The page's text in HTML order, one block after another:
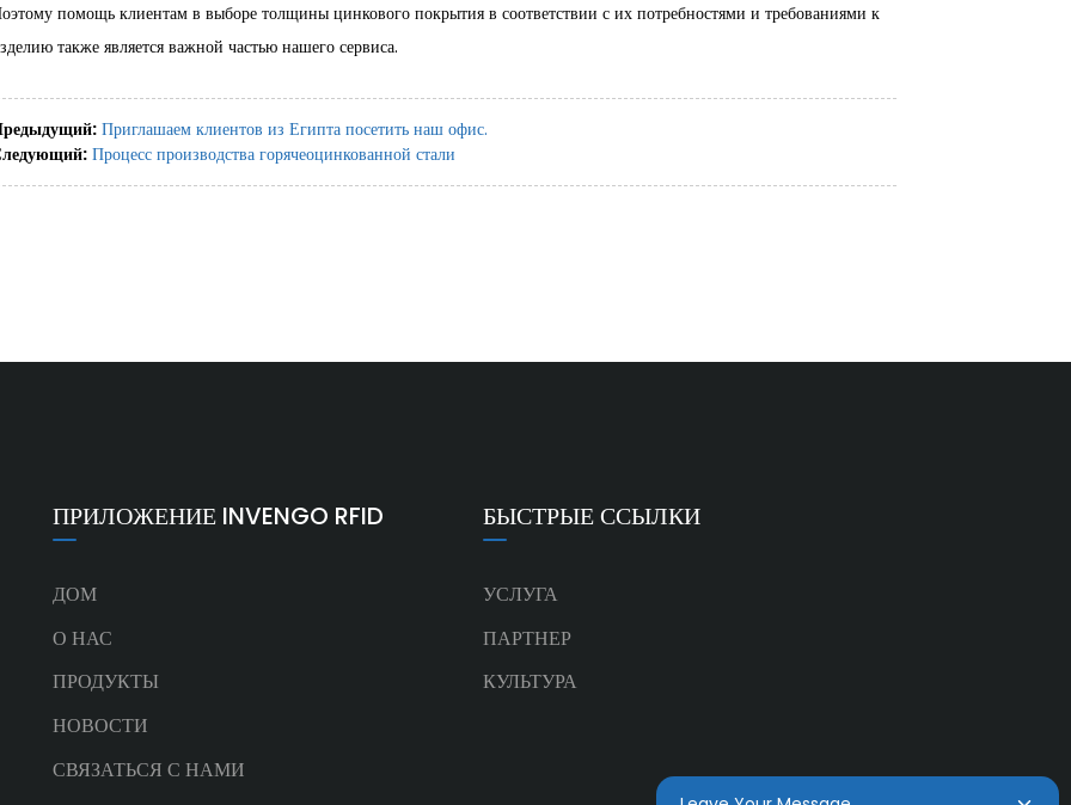
помощь клиентам в выборе толщины цинкового покрытия в соответствии с их потребностями и требованиями к
также является важной частью нашего сервиса.
Приглашаем клиентов из Египта посетить наш офис.
Процесс производства горячеоцинкованной стали
ПРИЛОЖЕНИЕ INVENGO RFID
ДОМ
О НАС
ПРОДУКТЫ
НОВОСТИ
СВЯЗАТЬСЯ С НАМИ
БЫСТРЫЕ ССЫЛКИ
УСЛУГА
ПАРТНЕР
КУЛЬТУРА